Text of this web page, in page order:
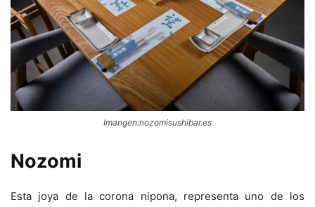
Imangen:nozomisushibar.es
Nozomi
Esta joya de la corona nipona, representa uno de los